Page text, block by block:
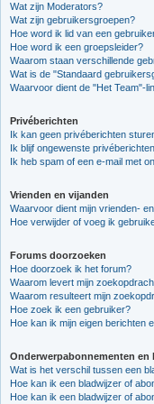
Wat zijn Moderators?
Wat zijn gebruikersgroepen?
Hoe word ik lid van een
Hoe word ik een groepsleider?
Waarom staan verschillende
Wat is de "Standaard
Waarvoor dient de "Het Team"-
Privéberichten
Ik kan geen privéberichten
Ik blijf ongewenste
Ik heb spam of een e-mail met
Vrienden en vijanden
Waarvoor dient mijn vrienden-
Hoe verwijder of voeg ik
Forums doorzoeken
Hoe doorzoek ik het forum?
Waarom levert mijn
Waarom resulteert mijn
Hoe zoek ik een gebruiker?
Hoe kan ik mijn eigen berichten
Onderwerpabonnementen en
Wat is het verschil tussen een
Hoe kan ik een bladwijzer of
Hoe kan ik een bladwijzer of